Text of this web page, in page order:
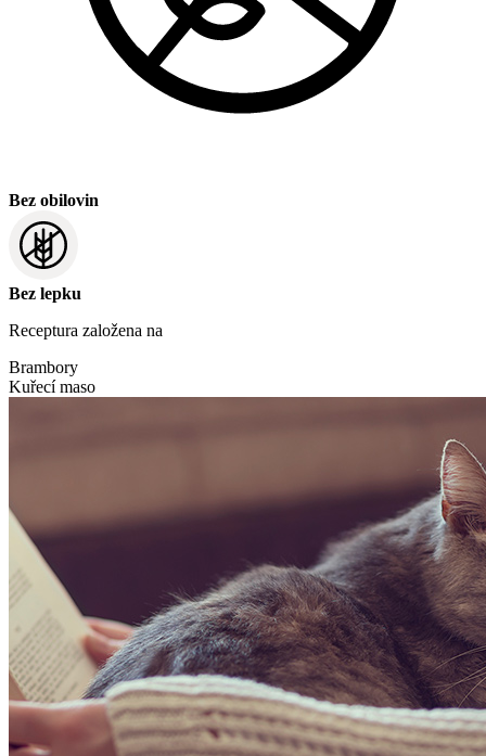
Bez obilovin
Bez lepku
Receptura založena na
Brambory
Kuřecí maso